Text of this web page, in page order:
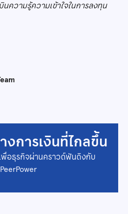
นความรู้ความเข้าใจในการลงทุน
งการเงินที่ไกลขึ้น
พื่อธุรกิจผ่านคราวด์ฟันดิงกับ
PeerPower